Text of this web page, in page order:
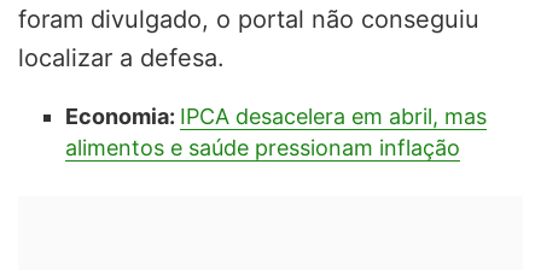
foram divulgado, o portal não conseguiu
localizar a defesa.
Economia: IPCA desacelera em abril, mas
alimentos e saúde pressionam inflação